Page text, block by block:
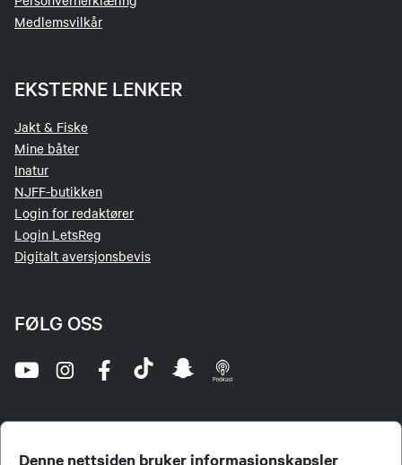
Denne nettsiden bruker informasjonskapsler
Medlemsvilkår
EKSTERNE LENKER
Jakt & Fiske
Mine båter
Inatur
NJFF-butikken
Login for redaktører
Login LetsReg
Digitalt aversjonsbevis
FØLG OSS